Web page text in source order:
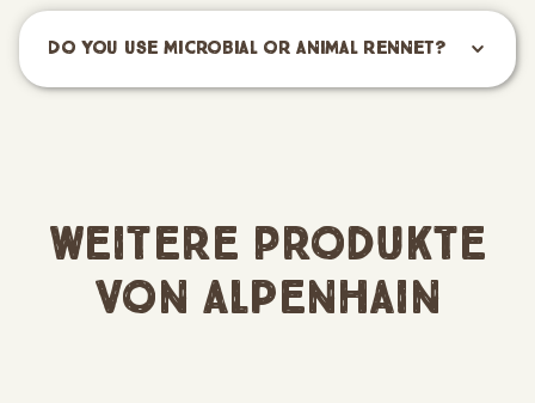
Do you use microbial or animal rennet?
Weitere Produkte
von Alpenhain